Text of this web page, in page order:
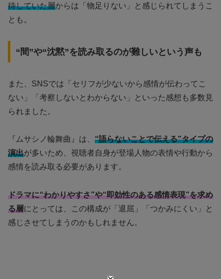
待していた層からは「物足りない」と感じられてしまうこ
とも。
“間”や“沈黙”を読み取るのが難しいという声も
また、SNSでは「セリフが少ないから感情が伝わってこ
ない」「考察しないとわからない」といった感想も多数見
られました。
『ムサシノ輪舞曲』は、 “語らないことで伝える”タイプの
演出が多いため、視聴者自身が登場人物の表情や行動から
感情を読み取る必要があります。
ドラマに“わかりやすさ”や“即効性のある感情表現”を求め
る層にとっては、この構成が「退屈」「つかみにくい」と
感じさせてしまうのかもしれません。